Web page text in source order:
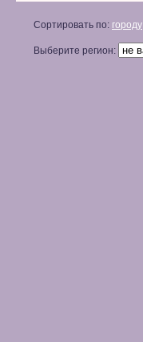
Сортировать по: городу
Выберите регион: